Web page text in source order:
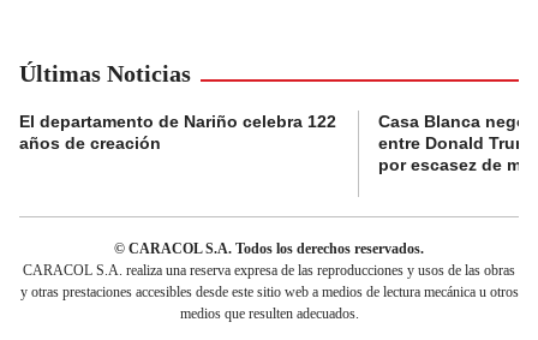
Últimas Noticias
El departamento de Nariño celebra 122
años de creación
Casa Blanca negó
entre Donald
por escasez de
© CARACOL S.A. Todos los derechos reservados.
CARACOL S.A. realiza una reserva expresa de las reproducciones y usos de las obras
y otras prestaciones accesibles desde este sitio web a medios de lectura mecánica u otros
medios que resulten adecuados.